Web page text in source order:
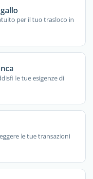
per il tuo trasloco in
le tue esigenze di
le tue transazioni